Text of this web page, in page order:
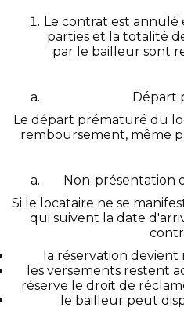
Le contrat est annulé
parties et la totalité
par le bailleur sont
Départ
Le départ prématuré du
remboursement, même
Non-présentation
Si le locataire ne se
qui suivent la date
la réservation
les versements restent
réserve le droit de
le bailleur peut